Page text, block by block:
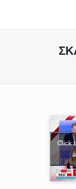
Click